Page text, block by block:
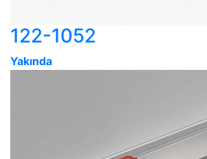
122-1052
Yakında